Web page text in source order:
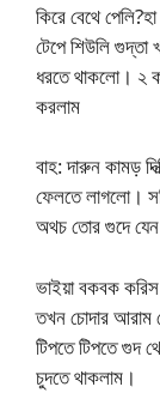
কিরে বেথে
টেপে শিউলি গুদ্তা
ধরতে থাকলো। ২
করলাম
বাহ: দারুন কামড়
ফেলতে লাগলো।
অথচ তোর গুদে
ভাইয়া বকবক
তখন চোদার আরাম
টিপতে টিপতে গুদ
চুদতে থাকলাম।